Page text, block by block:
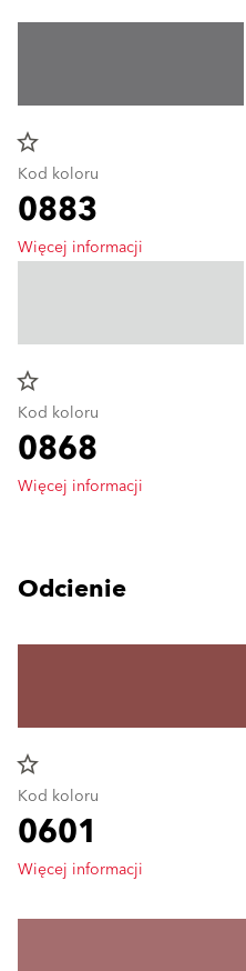
star_border
Kod koloru
0883
Więcej informacji
star_border
Kod koloru
0868
Więcej informacji
Odcienie
star_border
Kod koloru
0601
Więcej informacji